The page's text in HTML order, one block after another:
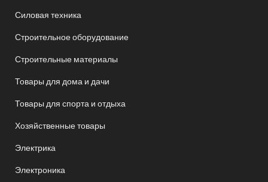
Силовая техника
Строительное оборудование
Строительные материалы
Товары для дома и дачи
Товары для спорта и отдыха
Хозяйственные товары
Электрика
Электроника